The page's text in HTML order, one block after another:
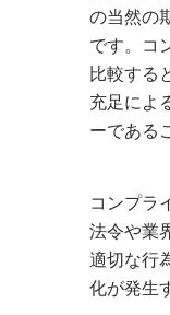
の当然の
です。コ
比較する
充足によ
ーである
コンプラ
法令や業
適切な行
化が発生